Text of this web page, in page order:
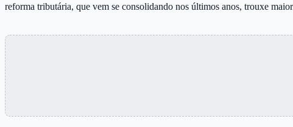
reforma tributária, que vem se consolidando nos últimos anos, trouxe